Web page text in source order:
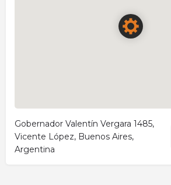
Gobernador Valentín Vergara 1485,
Vicente López, Buenos Aires,
Argentina